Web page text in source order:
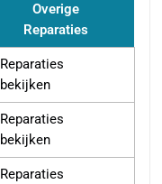
Overige
Reparaties
Reparaties
bekijken
Reparaties
bekijken
Reparaties